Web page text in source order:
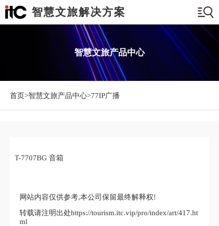
智慧文旅解决方案
智慧文旅产品中心
首页>智慧文旅产品中心>77IP广播
T-7707BG 音箱
网站内容仅供参考,本公司保留最终解释权!
转载请注明出处https://tourism.itc.vip/pro/index/art/417.ht
ml